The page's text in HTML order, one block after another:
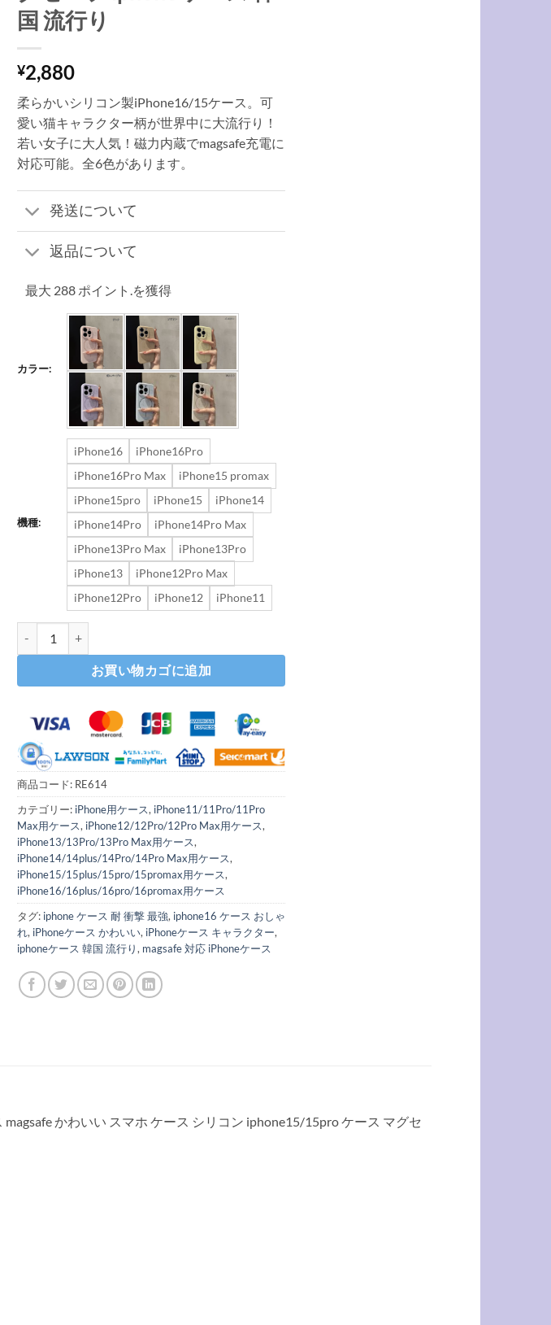
国 流行り
¥2,880
柔らかいシリコン製iPhone16/15ケース。可
愛い猫キャラクター柄が世界中に大流行り！
若い女子に大人気！磁力内蔵でmagsafe充電に
対応可能。全6色があります。
発送について
返品について
最大 288 ポイント.を獲得
カラー:
機種:
iPhone16
iPhone16Pro
iPhone16Pro Max
iPhone15 promax
iPhone15pro
iPhone15
iPhone14
iPhone14Pro
iPhone14Pro Max
iPhone13Pro Max
iPhone13Pro
iPhone13
iPhone12Pro Max
iPhone12Pro
iPhone12 iPhone11
お買い物カゴに追加
商品コード: RE614
カテゴリー: iPhone用ケース, iPhone11/11Pro/11Pro
Max用ケース, iPhone12/12Pro/12Pro Max用ケース,
iPhone13/13Pro/13Pro Max用ケース,
iPhone14/14plus/14Pro/14Pro Max用ケース,
iPhone15/15plus/15pro/15promax用ケース,
iPhone16/16plus/16pro/16promax用ケース
タグ: iphone ケース 耐 衝撃 最強, iphone16 ケース おしゃ
れ, iPhoneケース かわいい, iPhoneケース キャラクター,
iphoneケース 韓国 流行り, magsafe 対応 iPhoneケース
かわいい スマホ ケース シリコン iphone15/15pro ケース マグセ